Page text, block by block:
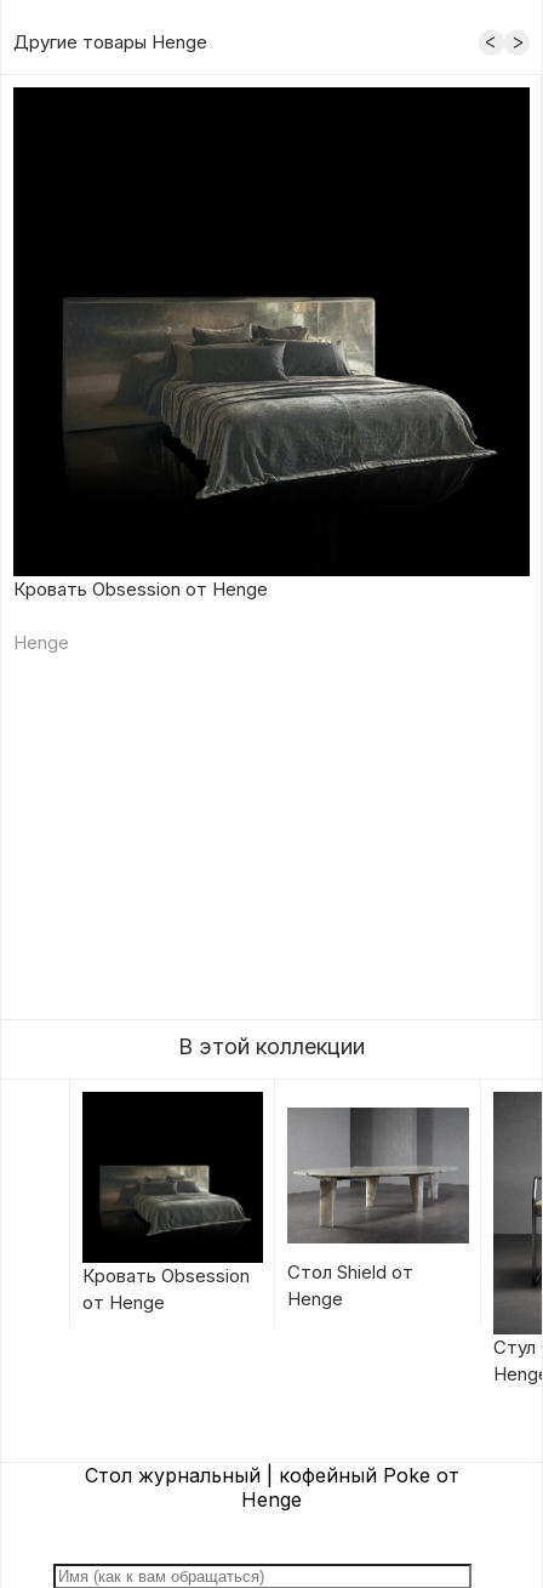
Другие товары Henge
Кровать Obsession от Henge
Henge
В этой коллекции
Кровать Obsession
от Henge
Стол Shield от
Henge
Стул
Стол журнальный | кофейный Poke от
Henge